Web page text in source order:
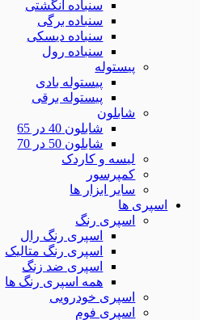
سنباده انگشتی
سنباده برگی
سنباده دیسکی
سنباده رول
پیستوله
پیستوله بادی
پیستوله برقی
شابلون
شابلون 40 در 65
شابلون 50 در 70
لیسه و کاردک
کمپرسور
سایر ابزار ها
اسپری ها
اسپری رنگ
اسپری رنگ رال
اسپری رنگ متالیک
اسپری ضد زنگ
همه اسپری رنگ ها
اسپری خودرویی
اسپری فوم